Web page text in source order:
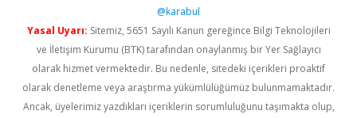
@karabul
Yasal Uyarı: Sitemiz, 5651 Sayılı Kanun gereğince Bilgi Teknolojileri
ve İletişim Kurumu (BTK) tarafından onaylanmış bir Yer Sağlayıcı
olarak hizmet vermektedir. Bu nedenle, sitedeki içerikleri proaktif
olarak denetleme veya araştırma yükümlülüğümüz bulunmamaktadır.
Ancak, üyelerimiz yazdıkları içeriklerin sorumluluğunu taşımakta olup,